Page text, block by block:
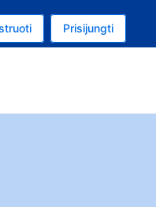
Prisijungti